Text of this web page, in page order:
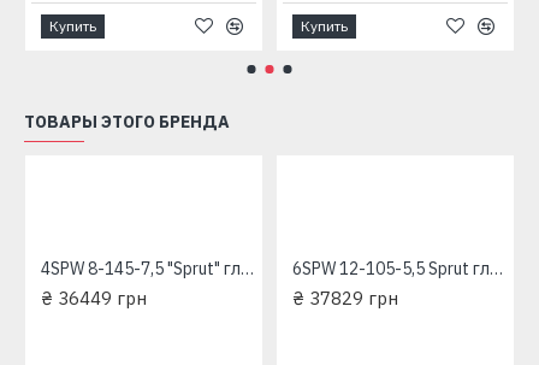
Купить Купить
ТОВАРЫ ЭТОГО БРЕНДА
4SPW 8-145-7,5 "Sprut" глубинный насос для скважин
₴ 36449 грн
6SPW 12-105-5,5 Sprut глубинный насос для скважин
₴ 37829 грн